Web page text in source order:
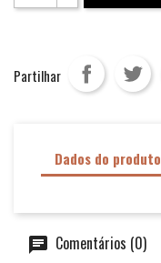
Partilhar
Dados do produto
Comentários (0)